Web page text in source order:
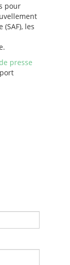
pour
les
presse